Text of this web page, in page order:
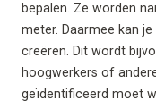
bepalen. Ze worden
meter. Daarmee kan
creëren. Dit wordt
hoogwerkers of
geïdentificeerd moet